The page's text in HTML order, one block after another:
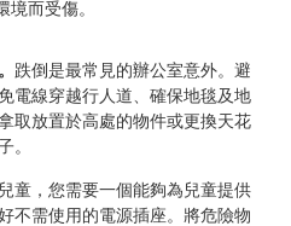
境而受傷。
跌倒是最常見的辦公室意外。避
電線穿越行人道、確保地毯及地
取放置於高處的物件或更換天花
。
童，您需要一個能夠為兒童提供
不需使用的電源插座。將危險物